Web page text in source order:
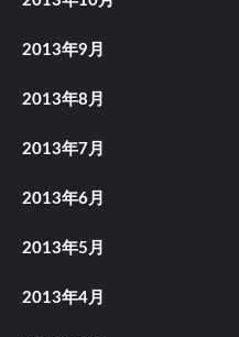
2013年9月
2013年8月
2013年7月
2013年6月
2013年5月
2013年4月